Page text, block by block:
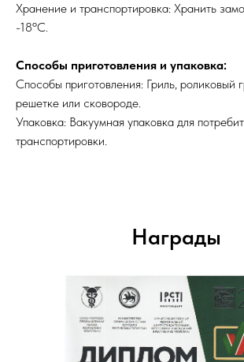
Хранение и транспортировка: Хранить
-18ºC.
Способы приготовления и упаковка:
Способы приготовления: Гриль, роликовый
решетке или сковороде.
Упаковка: Вакуумная упаковка для
транспортировки.
Награды